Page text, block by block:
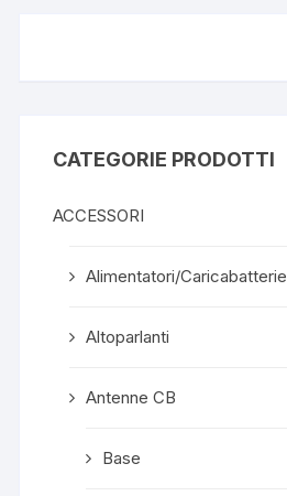
CATEGORIE PRODOTTI
ACCESSORI
Alimentatori/Caricabatterie
Altoparlanti
Antenne CB
Base